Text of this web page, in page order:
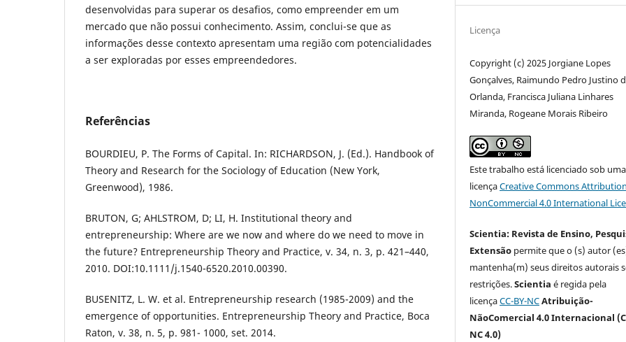
desenvolvidas para superar os desafios, como empreender em um
mercado que não possui conhecimento. Assim, conclui-se que as
informações desse contexto apresentam uma região com potencialidades
a ser exploradas por esses empreendedores.
Referências
BOURDIEU, P. The Forms of Capital. In: RICHARDSON, J. (Ed.). Handbook of
Theory and Research for the Sociology of Education (New York,
Greenwood), 1986.
BRUTON, G; AHLSTROM, D; LI, H. Institutional theory and
entrepreneurship: Where are we now and where do we need to move in
the future? Entrepreneurship Theory and Practice, v. 34, n. 3, p. 421–440,
2010. DOI:10.1111/j.1540-6520.2010.00390.
BUSENITZ, L. W. et al. Entrepreneurship research (1985-2009) and the
emergence of opportunities. Entrepreneurship Theory and Practice, Boca
Raton, v. 38, n. 5, p. 981- 1000, set. 2014.
Licença
Copyright (c) 2025 Jorgiane Lopes
Gonçalves, Raimundo Pedro Justino
Orlanda, Francisca Juliana Linhares
Miranda, Rogeane Morais Ribeiro
Este trabalho está licenciado sob uma
licençaCreative Commons
NonCommercial 4.0 International
Scientia: Revista de Ensino,
Extensão permite que o (s) autor
mantenha(m) seus direitos autorais
restrições.Scientiaé regida pela
licençaCC-BY-NCAtribuição-
NãoComercial 4.0 Internacional
NC 4.0)